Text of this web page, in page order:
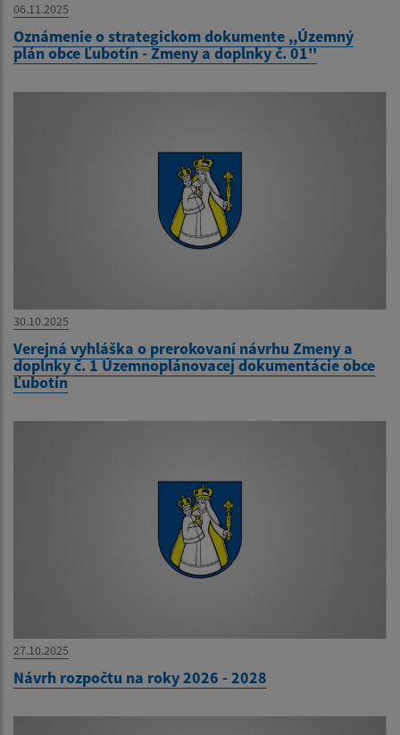
06.11.2025
Oznámenie o strategickom dokumente ,,Územný
plán obce Ľubotín - Zmeny a doplnky č. 01''
30.10.2025
Verejná vyhláška o prerokovaní návrhu Zmeny a
doplnky č. 1 Územnoplánovacej dokumentácie obce
Ľubotín
27.10.2025
Návrh rozpočtu na roky 2026 - 2028